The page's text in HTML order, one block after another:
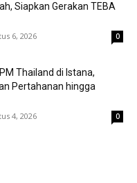
Siapkan Gerakan TEBA
6, 2026 0
Thailand di Istana,
Pertahanan hingga
4, 2026 0